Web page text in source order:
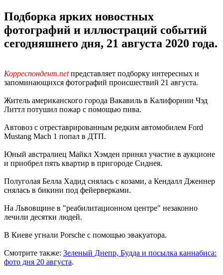
Подборка ярких новостных
фотографий и иллюстраций событий
сегодняшнего дня, 21 августа 2020 года.
Корреспондент.netпредставляет подборку интересных и
запоминающихся фотографий происшествий 21 августа.
Житель американского города Вакавиль в Калифорнии Чэд
Литтл потушил пожар с помощью пива.
Автовоз с отреставрированным редким автомобилем Ford
Mustang Mach 1 попал в ДТП.
Юный австралиец Майкл Хэмден принял участие в аукционе
и приобрел пять квартир в пригороде Сиднея.
Полуголая Белла Хадид снялась с козами, а Кендалл Дженнер
снялась в бикини под фейерверками.
На Львовщине в "реабилитационном центре" незаконно
лечили десятки людей.
В Киеве угнали Porsche с помощью эвакуатора.
Смотрите также: Зеленый Днепр, Будда и посылка каннабиса:
фото дня 20 августа.